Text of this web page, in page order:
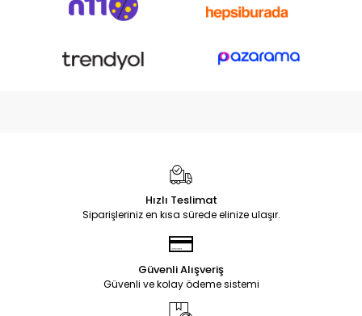
Hızlı Teslimat
Siparişleriniz en kısa sürede elinize ulaşır.
Güvenli Alışveriş
Güvenli ve kolay ödeme sistemi